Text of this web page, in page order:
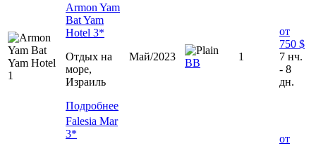
Armon Yam
Bat Yam
Hotel 3*
Отдых на
море,
Израиль
Подробнее
Май/2023
ВВ
1
от
750 $
7 нч.
- 8
дн.
Falesia Mar
3*
от